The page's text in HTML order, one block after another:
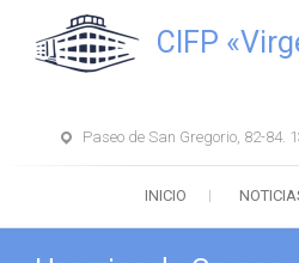
contenido
CIFP
Paseo de San Gregorio, 82-84.
INICIO